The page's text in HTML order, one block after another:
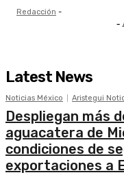
Redacción -
-
Latest News
Noticias México Aristegui
Despliegan más
aguacatera de
condiciones de
exportaciones a